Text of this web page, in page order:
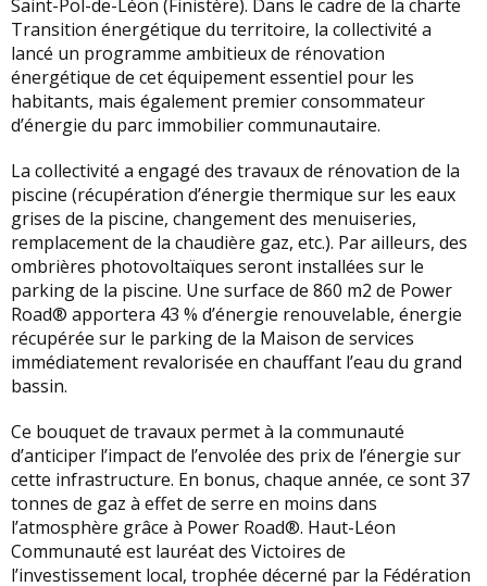
Saint-Pol-de-Léon (Finistère). Dans le cadre de la charte
Transition énergétique du territoire, la collectivité a
lancé un programme ambitieux de rénovation
énergétique de cet équipement essentiel pour les
habitants, mais également premier consommateur
d’énergie du parc immobilier communautaire.
La collectivité a engagé des travaux de rénovation de la
piscine (récupération d’énergie thermique sur les eaux
grises de la piscine, changement des menuiseries,
remplacement de la chaudière gaz, etc.). Par ailleurs, des
ombrières photovoltaïques seront installées sur le
parking de la piscine. Une surface de 860 m2 de Power
Road® apportera 43 % d’énergie renouvelable, énergie
récupérée sur le parking de la Maison de services
immédiatement revalorisée en chauffant l’eau du grand
bassin.
Ce bouquet de travaux permet à la communauté
d’anticiper l’impact de l’envolée des prix de l’énergie sur
cette infrastructure. En bonus, chaque année, ce sont 37
tonnes de gaz à effet de serre en moins dans
l’atmosphère grâce à Power Road®. Haut-Léon
Communauté est lauréat des Victoires de
l’investissement local, trophée décerné par la Fédération